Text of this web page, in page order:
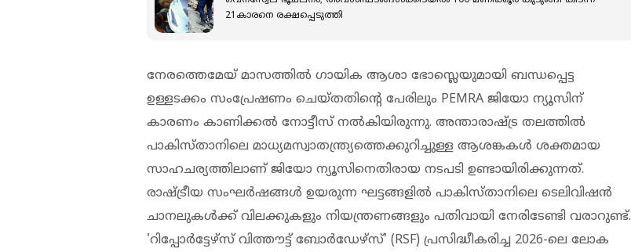
21കാരനെ രക്ഷപ്പെടുത്തി
നേരത്തെമേയ് മാസത്തിൽ ഗായിക ആശാ ഭോസ്ലെയുമായി ബന്ധപ്പെട്ട
ഉള്ളടക്കം സംപ്രേഷണം ചെയ്തതിന്റെ പേരിലും PEMRA ജിയോ ന്യൂസിന്
കാരണം കാണിക്കൽ നോട്ടീസ് നൽകിയിരുന്നു. അന്താരാഷ്ട്ര തലത്തിൽ
പാകിസ്താനിലെ മാധ്യമസ്വാതന്ത്ര്യത്തെക്കുറിച്ചുള്ള ആശങ്കകൾ ശക്തമായ
സാഹചര്യത്തിലാണ് ജിയോ ന്യൂസിനെതിരായ നടപടി ഉണ്ടായിരിക്കുന്നത്.
രാഷ്ട്രീയ സംഘർഷങ്ങൾ ഉയരുന്ന ഘട്ടങ്ങളിൽ പാകിസ്താനിലെ ടെലിവിഷൻ
ചാനലുകൾക്ക് വിലക്കുകളും നിയന്ത്രണങ്ങളും പതിവായി നേരിടേണ്ടി വരാറുണ്ട്.
'റിപ്പോർട്ടേഴ്സ് വിത്തൗട്ട് ബോർഡേഴ്സ്' (RSF) പ്രസിദ്ധീകരിച്ച 2026-ലെ ലോക